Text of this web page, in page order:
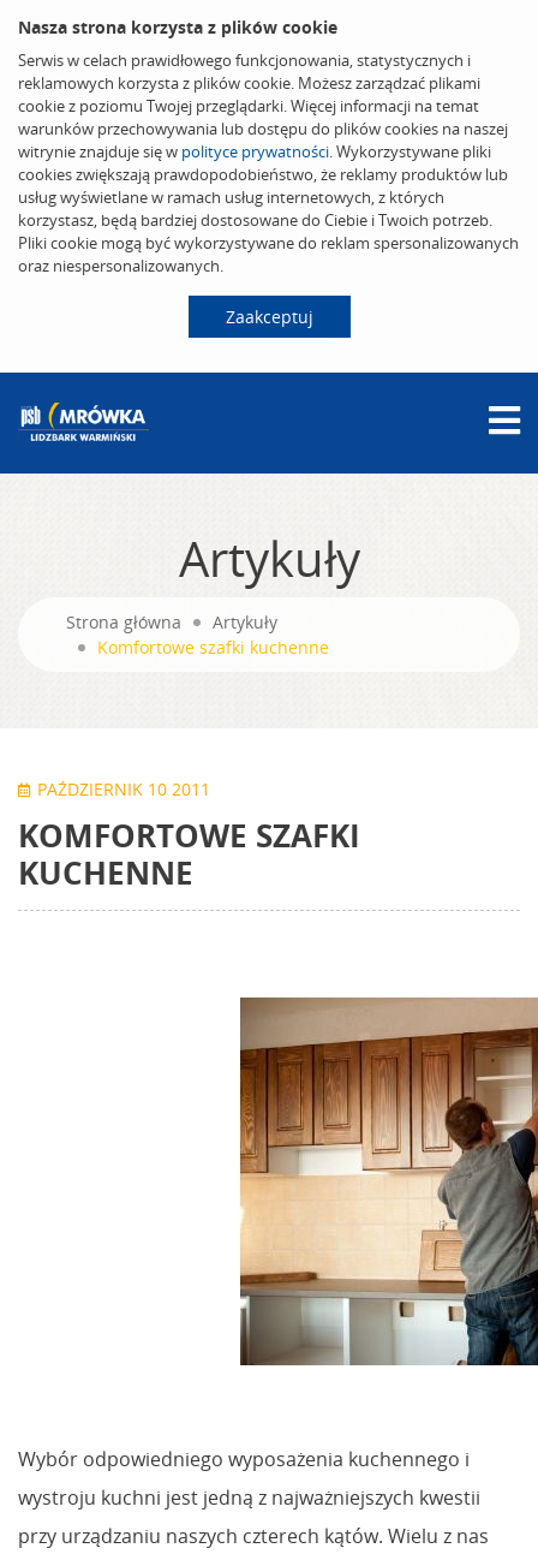
Nasza strona korzysta z plików cookie
Serwis w celach prawidłowego funkcjonowania, statystycznych i
reklamowych korzysta z plików cookie. Możesz zarządzać plikami
cookie z poziomu Twojej przeglądarki. Więcej informacji na temat
warunków przechowywania lub dostępu do plików cookies na naszej
witrynie znajduje się w polityce prywatności. Wykorzystywane pliki
cookies zwiększają prawdopodobieństwo, że reklamy produktów lub
usług wyświetlane w ramach usług internetowych, z których
korzystasz, będą bardziej dostosowane do Ciebie i Twoich potrzeb.
Pliki cookie mogą być wykorzystywane do reklam spersonalizowanych
oraz niespersonalizowanych.
Zaakceptuj
Artykuły
Strona główna
Artykuły
Komfortowe szafki kuchenne
PAŹDZIERNIK 10 2011
KOMFORTOWE SZAFKI
KUCHENNE
Wybór odpowiedniego wyposażenia kuchennego i
wystroju kuchni jest jedną z najważniejszych kwestii
przy urządzaniu naszych czterech kątów. Wielu z nas